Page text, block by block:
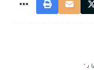
بـ *